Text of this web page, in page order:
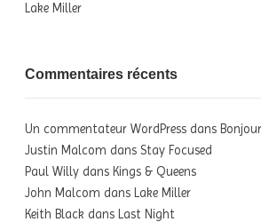
Lake Miller
Commentaires récents
Un commentateur WordPress dans
Justin Malcom dans Stay Focused
Paul Willy dans Kings & Queens
John Malcom dans Lake Miller
Keith Black dans Last Night